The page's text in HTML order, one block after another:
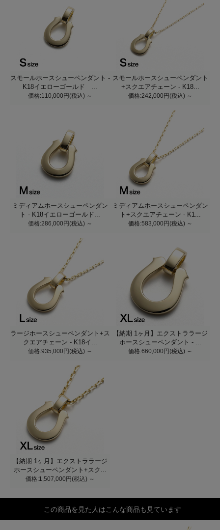
スモールホースシューペンダント -
K18イエローゴールド ...
価格:110,000円(税込) ～
スモールホースシューペンダント
+スクエアチェーン - K18...
価格:242,000円(税込) ～
ミディアムホースシューペンダン
ト - K18イエローゴールド...
価格:286,000円(税込) ～
ミディアムホースシューペンダン
ト+スクエアチェーン - K1...
価格:583,000円(税込) ～
ラージホースシューペンダント+ス
クエアチェーン - K18イ...
価格:935,000円(税込) ～
【納期 1ヶ月】エクストララージ
ホースシューペンダント - ...
価格:660,000円(税込) ～
【納期 1ヶ月】エクストララージ
ホースシューペンダント+スク...
価格:1,507,000円(税込) ～
この商品を見た人はこんな商品も見ています